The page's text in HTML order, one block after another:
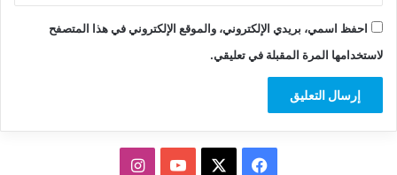
احفظ اسمي، بريدي الإلكتروني، والموقع الإلكتروني في هذا المتصفح
لاستخدامها المرة المقبلة في تعليقي.
فيسبوك ‫YouTubeانستقرام